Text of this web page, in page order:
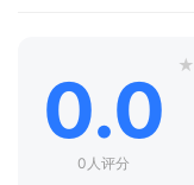
0.0
0人评分
★